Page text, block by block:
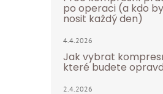
po operaci (a kdo
nosit každý den)
4.4.2026
Jak vybrat
které budete
2.4.2026